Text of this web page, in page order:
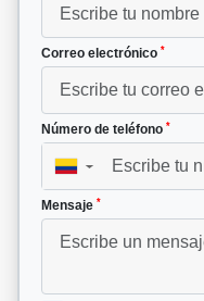
Correo electrónico *
Número de teléfono *
▼
Mensaje *